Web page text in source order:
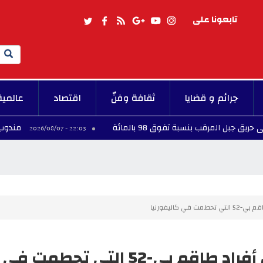
تابعونا على
Search
جرائم و قضايا ثقافة وفنّ اقتصاد
تفوق 98 بالمائة 22:03 - 2026/08/07 مندوب حماية